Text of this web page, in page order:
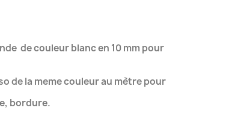
de couleur blanc en 10 mm pour
de la meme couleur au mètre pour
bordure.